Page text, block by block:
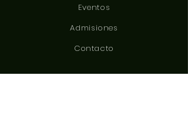
Eventos
Admisiones
Contacto